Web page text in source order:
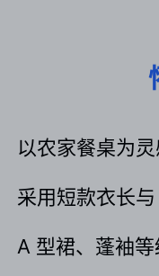
以农家餐桌为
采用短款衣长
A 型裙、蓬袖